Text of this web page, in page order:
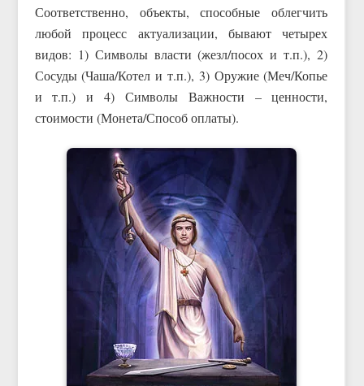
Соответственно, объекты, способные облегчить
любой процесс актуализации, бывают четырех
видов: 1) Символы власти (жезл/посох и т.п.), 2)
Сосуды (Чаша/Котел и т.п.), 3) Оружие (Меч/Копье
и т.п.) и 4) Символы Важности – ценности,
стоимости (Монета/Способ оплаты).